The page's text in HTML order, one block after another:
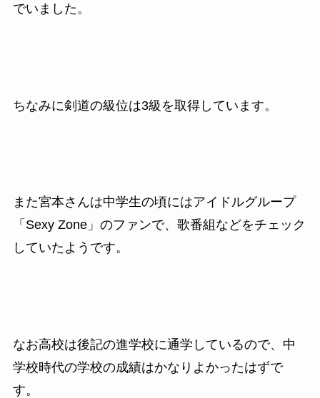
でいました。
ちなみに剣道の級位は3級を取得しています。
また宮本さんは中学生の頃にはアイドルグループ
「Sexy Zone」のファンで、歌番組などをチェック
していたようです。
なお高校は後記の進学校に通学しているので、中
学校時代の学校の成績はかなりよかったはずで
す。